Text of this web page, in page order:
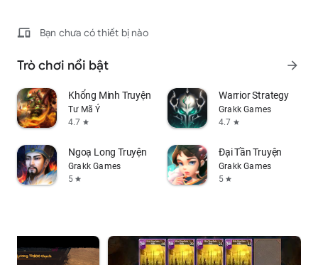
devices Bạn chưa có thiết bị nào
Trò chơi nổi bật arrow_forward
Khổng Minh Truyện
Tư Mã Ý
4.7 star
Warrior Strategy
Grakk Games
4.7 star
Ngoạ Long Truyện
Grakk Games
5 star
Đại Tần Truyện
Grakk Games
5 star